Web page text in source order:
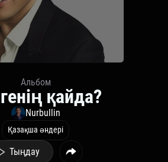
Альбом
қайда?
Nurbullin
Қазақша әндері
Тыңдау